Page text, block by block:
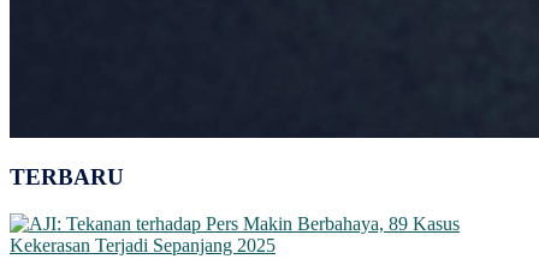
TERBARU